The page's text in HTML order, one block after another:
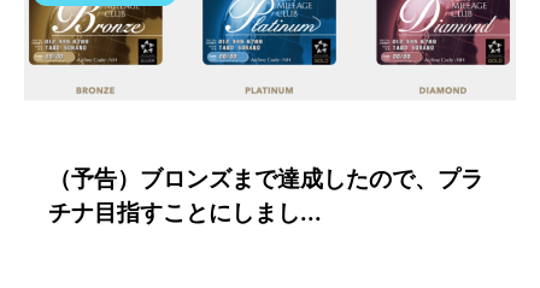
（予告）ブロンズまで達成したので、プラ
チナ目指すことにしまし...